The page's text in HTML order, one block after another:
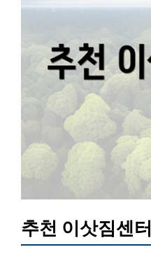
추천 이삿짐센터